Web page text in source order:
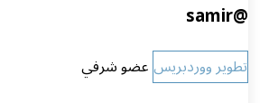
عضو شرفي